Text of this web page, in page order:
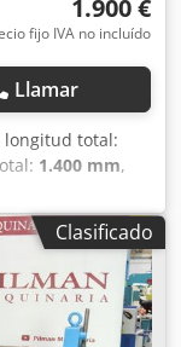
1.900 €
fijo IVA no incluído
Llamar
longitud total:
1.400 mm,
1963 -
CE: No -
Apdsa - Control:
máximo de
[mm]: 1550
mm x 1400
Clasificado